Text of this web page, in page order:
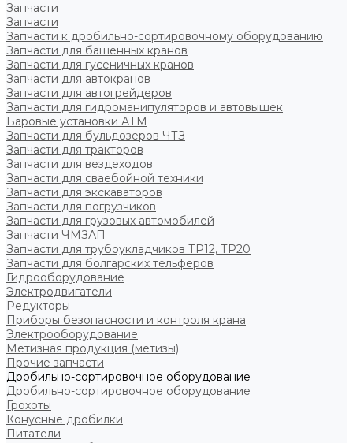
Запчасти
Запчасти
Запчасти к дробильно-сортировочному оборудованию
Запчасти для башенных кранов
Запчасти для гусеничных кранов
Запчасти для автокранов
Запчасти для автогрейдеров
Запчасти для гидроманипуляторов и автовышек
Баровые установки АТМ
Запчасти для бульдозеров ЧТЗ
Запчасти для тракторов
Запчасти для вездеходов
Запчасти для сваебойной техники
Запчасти для экскаваторов
Запчасти для погрузчиков
Запчасти для грузовых автомобилей
Запчасти ЧМЗАП
Запчасти для трубоукладчиков ТР12, ТР20
Запчасти для болгарских тельферов
Гидрооборудование
Электродвигатели
Редукторы
Приборы безопасности и контроля крана
Электрооборудование
Метизная продукция (метизы)
Прочие запчасти
Дробильно-сортировочное оборудование
Дробильно-сортировочное оборудование
Грохоты
Конусные дробилки
Питатели